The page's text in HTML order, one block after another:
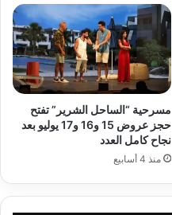
مسرحية “الساحل الشرير” تفتح
حجز عروض 15 و16 و17 يوليو بعد
نجاح كامل العدد
منذ 4 أسابيع